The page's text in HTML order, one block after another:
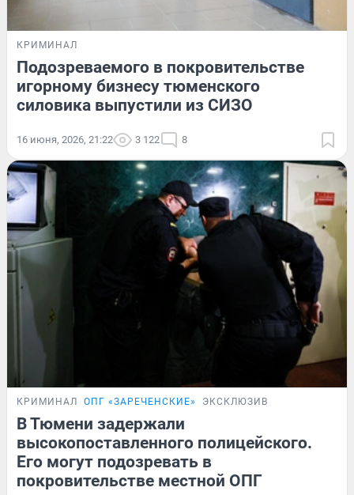
КРИМИНАЛ
Подозреваемого в покровительстве
игорному бизнесу тюменского
силовика выпустили из СИЗО
16 июня, 2026, 21:22 3 122 8
КРИМИНАЛ ОПГ «ЗАРЕЧЕНСКИЕ» ЭКСКЛЮЗИВ
В Тюмени задержали
высокопоставленного полицейского.
Его могут подозревать в
покровительстве местной ОПГ